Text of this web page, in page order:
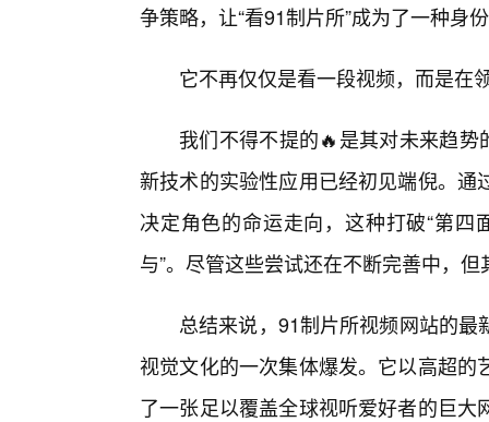
争策略，让“看91制片所”成为了一种身
它不再仅仅是看一段视频，而是在
我们不得不提的🔥是其对未来趋
新技术的实验性应用已经初见端倪。
决定角色的命运走向，这种打破“第四
与”。尽管这些尝试还在不断完善中，
总结来说，91制片所视频网站的
视觉文化的一次集体爆发。它以高超
了一张足以覆盖全球视听爱好者的巨